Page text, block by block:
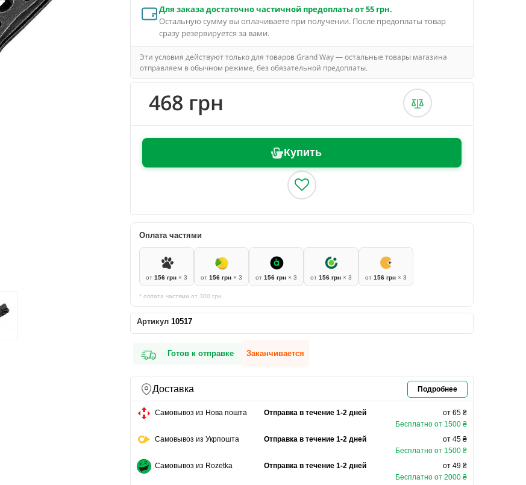
Для заказа достаточно частичной предоплаты от 55 грн.
Остальную сумму вы оплачиваете при получении. После предоплаты товар
сразу резервируется за вами.
Эти условия действуют только для товаров Grand Way — остальные товары магазина
отправляем в обычном режиме, без обязательной предоплаты.
468 грн
Купить
Оплата частями
от 156 грн × 3 от 156 грн × 3 от 156 грн × 3 от 156 грн × 3 от 156 грн × 3
* оплата частями от 300 грн
Артикул 10517
Готов к отправке Заканчивается
Доставка Подробнее
Самовывоз из Нова пошта Отправка в течение 1-2 дней
от 65 ₴
Бесплатно от 1500 ₴
Самовывоз из Укрпошта
Отправка в течение 1-2 дней
от 45 ₴
Бесплатно от 1500 ₴
Самовывоз из Rozetka
Отправка в течение 1-2 дней
от 49 ₴
Бесплатно от 2000 ₴